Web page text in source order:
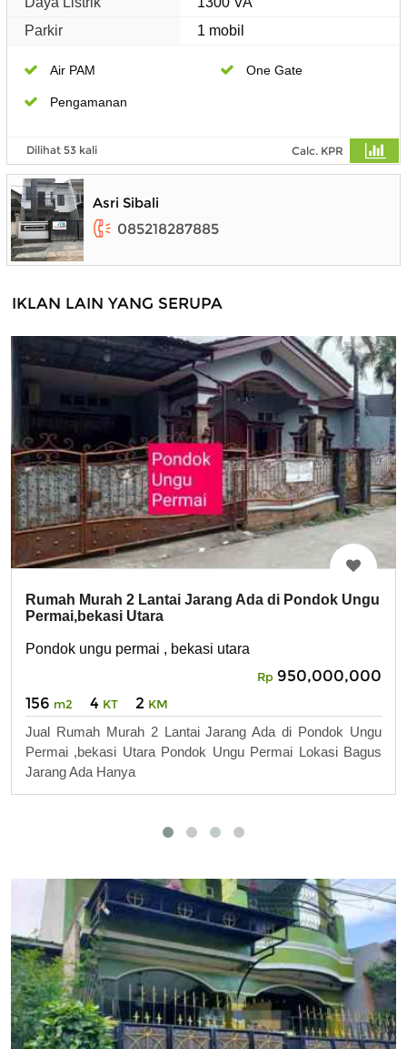
Parkir
1 mobil
Air PAM One Gate
Pengamanan
Dilihat 53 kali Calc. KPR
Asri Sibali
085218287885
IKLAN LAIN YANG SERUPA
Rumah Murah 2 Lantai Jarang Ada di Pondok Ungu
Permai,bekasi Utara
Pondok ungu permai , bekasi utara
Rp 950,000,000
156 m2 4 KT 2 KM
Jual Rumah Murah 2 Lantai Jarang Ada di Pondok Ungu
Permai ,bekasi Utara Pondok Ungu Permai Lokasi Bagus
Jarang Ada Hanya